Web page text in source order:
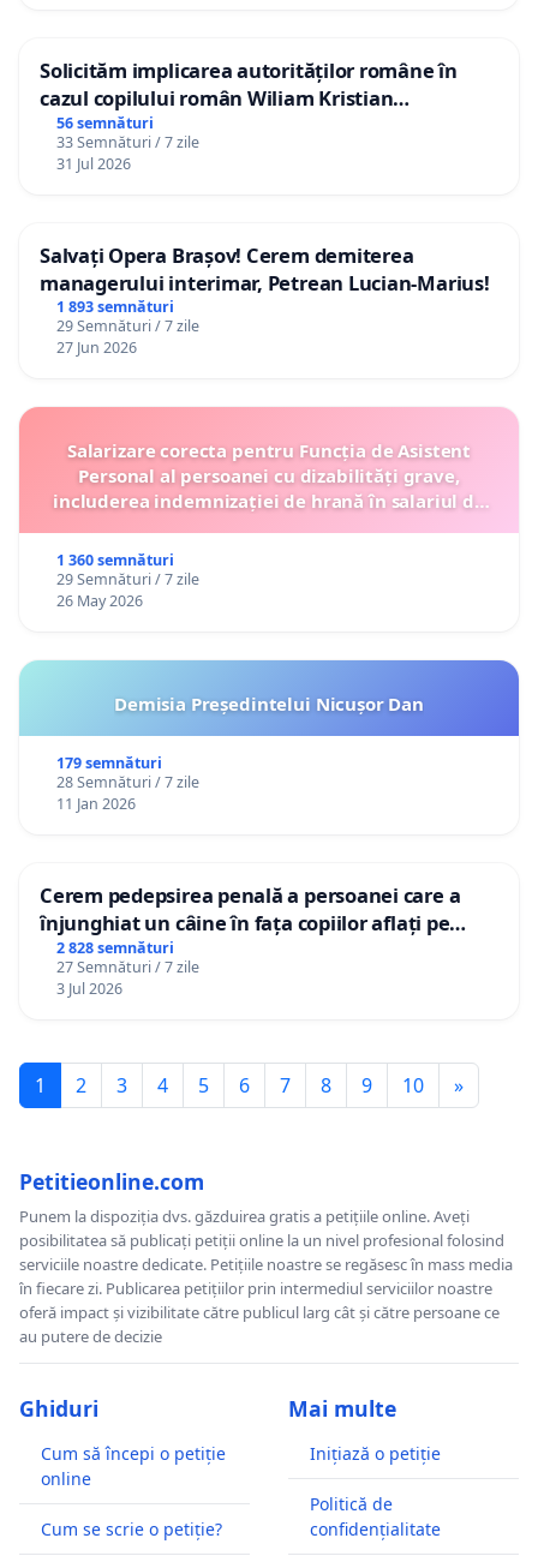
Solicităm implicarea autorităților române în
cazul copilului român Wiliam Kristian
Gheorghe, aflat în plasament în Danemarca de
12 ani
56 semnături
33 Semnături / 7 zile
31 Jul 2026
Salvați Opera Brașov! Cerem demiterea
managerului interimar, Petrean Lucian-Marius!
1 893 semnături
29 Semnături / 7 zile
27 Jun 2026
Salarizare corecta pentru Funcția de Asistent
Personal al persoanei cu dizabilități grave,
includerea indemnizației de hrană în salariul de
1 360 semnături
29 Semnături / 7 zile
26 May 2026
Demisia Președintelui Nicușor Dan
179 semnături
28 Semnături / 7 zile
11 Jan 2026
Cerem pedepsirea penală a persoanei care a
înjunghiat un câine în fața copiilor aflați pe
terasă, in orașul Florești.
2 828 semnături
27 Semnături / 7 zile
3 Jul 2026
1 2 3 4 5 6 7 8 9 10 »
Petitieonline.com
Punem la dispoziția dvs. găzduirea gratis a petițiile online. Aveți
posibilitatea să publicați petiții online la un nivel profesional folosind
serviciile noastre dedicate. Petițiile noastre se regăsesc în mass media
în fiecare zi. Publicarea petițiilor prin intermediul serviciilor noastre
oferă impact și vizibilitate către publicul larg cât și către persoane ce
au putere de decizie
Ghiduri
Cum să începi o petiție
online
Cum se scrie o petiție?
Mai multe
Inițiază o petiție
Politică de
confidențialitate